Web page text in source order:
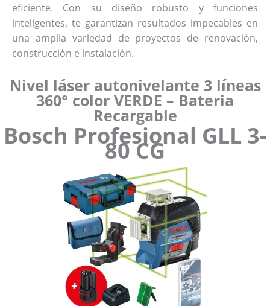
eficiente. Con su diseño robusto y funciones
inteligentes, te garantizan resultados impecables en
una amplia variedad de proyectos de renovación,
construcción e instalación.
Nivel láser autonivelante 3 líneas
360° color VERDE – Bateria
Recargable
Bosch Profesional GLL 3-
80 CG